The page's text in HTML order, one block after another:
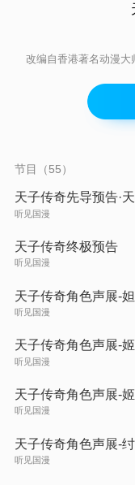
改编自香港著名动漫大
节目（55）
天子传奇先导预告·
听见国漫
天子传奇终极预告
听见国漫
天子传奇角色声展-
听见国漫
天子传奇角色声展-
听见国漫
天子传奇角色声展-
听见国漫
天子传奇角色声展-
听见国漫